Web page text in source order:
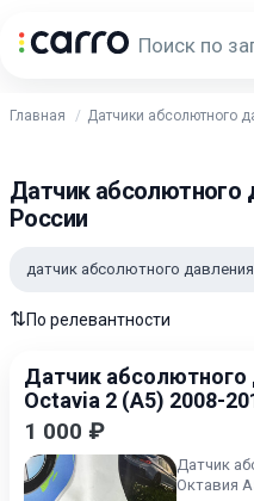
Главная Датчики абсолютного
Датчик абсолютного
России
датчик абсолютного давления
⇅По релевантности
Датчик абсолютного
Octavia 2 (A5) 2008-
1 000 ₽
Датчик
Октавия